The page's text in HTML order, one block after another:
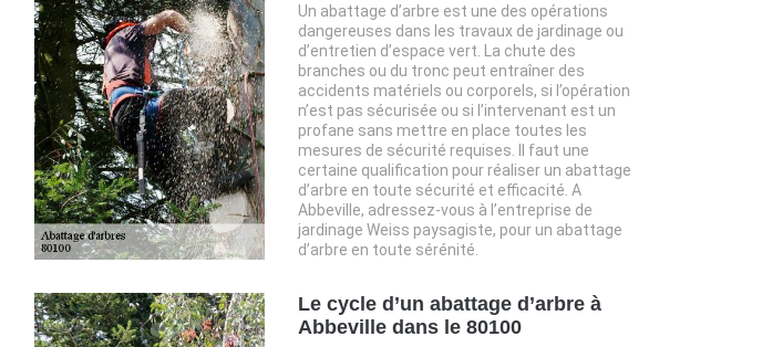
Un abattage d’arbre est une des opérations
dangereuses dans les travaux de jardinage ou
d’entretien d’espace vert. La chute des
branches ou du tronc peut entraîner des
accidents matériels ou corporels, si l’opération
n’est pas sécurisée ou si l’intervenant est un
profane sans mettre en place toutes les
mesures de sécurité requises. Il faut une
certaine qualification pour réaliser un abattage
d’arbre en toute sécurité et efficacité. A
Abbeville, adressez-vous à l’entreprise de
jardinage Weiss paysagiste, pour un abattage
d’arbre en toute sérénité.
Le cycle d’un abattage d’arbre à
Abbeville dans le 80100